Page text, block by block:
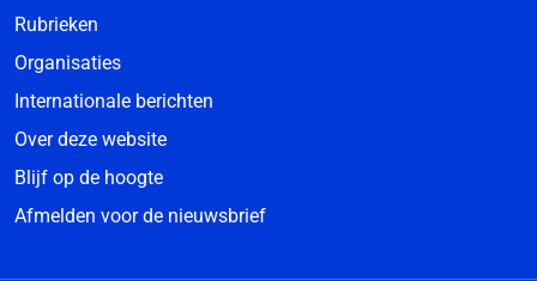
Rubrieken
Organisaties
Internationale berichten
Over deze website
Blijf op de hoogte
Afmelden voor de nieuwsbrief